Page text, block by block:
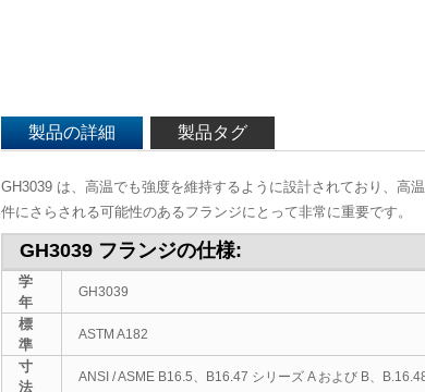
製品の詳細 製品タグ
GH3039 は、高温でも強度を維持するように設計されており、高
件にさらされる可能性のあるフランジにとって非常に重要です。
GH3039 フランジの仕様:
学
年
GH3039
標
準
ASTM A182
寸
法
ANSI / ASME B16.5、B16.47 シリーズ A および B、